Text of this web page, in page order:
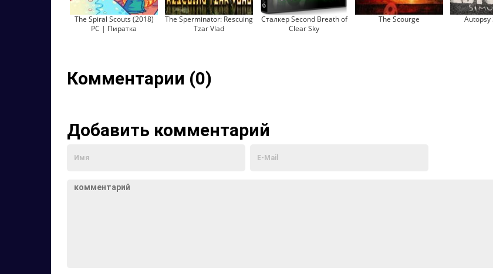
The Spiral Scouts (2018)
PC | Пиратка
The Sperminator: Rescuing
Tzar Vlad
Сталкер Second Breath of
Clear Sky
The Scourge Autopsy
Комментарии (0)
Добавить комментарий